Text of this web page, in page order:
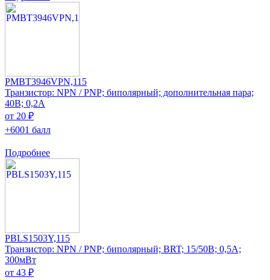
PMBT3946VPN,115
Транзистор: NPN / PNP; биполярный; дополнительная пара;
40В; 0,2А
от 20 ₽
+6001 балл
Подробнее
PBLS1503Y,115
Транзистор: NPN / PNP; биполярный; BRT; 15/50В; 0,5А;
300мВт
от 43 ₽